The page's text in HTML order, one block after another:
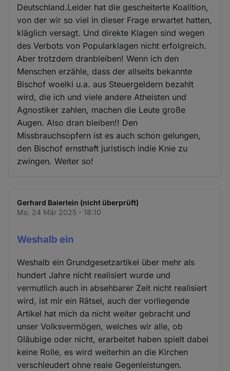
Deutschland.Leider hat die gescheiterte Koalition,
von der wir so viel in dieser Frage erwartet hatten,
kläglich versagt. Und direkte Klagen sind wegen
des Verbots von Popularklagen nicht erfolgreich.
Aber trotzdem dranbleiben! Wenn ich den
Menschen erzähle, dass der allseits bekannte
Bischof woelki u.a. aus Steuergeldern bezahlt
wird, die ich und viele andere Atheisten und
Agnostiker zahlen, machen die Leute große
Augen. Also dran bleiben!! Den
Missbrauchsopfern ist es auch schon gelungen,
den Bischof ernsthaft juristisch indie Knie zu
zwingen. Weiter so!
Gerhard Baierlein (nicht überprüft)
Mo. 24 Mär 2025 - 18:10
Weshalb ein
Weshalb ein Grundgesetzartikel über mehr als
hundert Jahre nicht realisiert wurde und
vermutlich auch in absehbarer Zeit nicht realisiert
wird, ist mir ein Rätsel, auch der vorliegende
Artikel hat mich da nicht weiter gebracht und
unser Volksvermögen, welches wir alle, ob
Gläubige oder nicht, erarbeitet haben spielt dabei
keine Rolle, es wird weiterhin an die Kirchen
verschleudert ohne reale Gegenleistungen.